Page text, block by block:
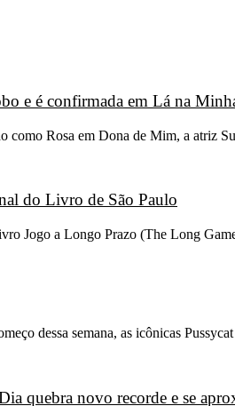
e é confirmada em Lá na
como Rosa em Dona de Mim, a atriz
do Livro de São Paulo
Jogo a Longo Prazo (The Long
dessa semana, as icônicas
quebra novo recorde e se